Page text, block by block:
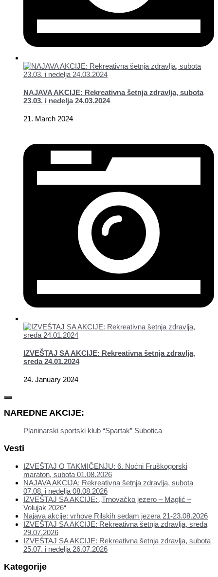
NAJAVA AKCIJE: Rekreativna šetnja zdravlja, subota
23.03. i nedelja 24.03.2024
21. March 2024
IZVEŠTAJ SA AKCIJE: Rekreativna šetnja zdravlja,
sreda 24.01.2024
24. January 2024
NAREDNE AKCIJE:
Planinarski sportski klub “Spartak” Subotica
Vesti
IZVEŠTAJ O TAKMIČENJU: 6. Noćni Fruškogorski
maraton, subota 01.08.2026
NAJAVA AKCIJA: Rekreativna šetnja zdravlja, subota
07.08. i nedelja 08.08.2026
IZVEŠTAJ SA AKCIJE: „Trnovačko jezero – Maglić –
Volujak 2026“
Najava akcije: vrhove Rilskih sedam jezera 21-23.08.2026
IZVEŠTAJ SA AKCIJE: Rekreativna šetnja zdravlja, sreda
29.07.2026
IZVEŠTAJ SA AKCIJE: Rekreativna šetnja zdravlja, subota
25.07. i nedelja 26.07.2026
Kategorije